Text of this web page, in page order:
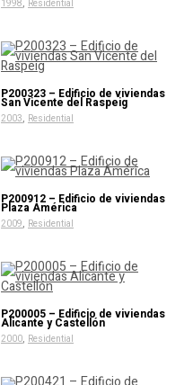
1998 Residential
P200323 – Edificio de viviendas
San Vicente del Raspeig
2003, Residential
P200912 – Edificio de viviendas
Plaza América
2009, Residential
P200005 – Edificio de viviendas
Alicante y Castellón
2000, Residential